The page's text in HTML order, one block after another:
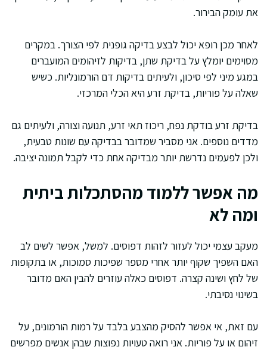
את עומק הבירור.
לאחר מכן רופא יכול לבצע בדיקה גופנית לפי הצורך. במקרים
מסוימים יומלץ על בדיקת שתן, בדיקות לזיהומים המועברים
במגע מיני לפי סיכון, ולעיתים בדיקות דם הורמונליות. כשיש
שאלה על פוריות, בדיקת זרע היא הכלי המרכזי.
בדיקת זרע בודקת נפח, ריכוז תאי זרע, תנועה וצורה, ולעיתים גם
מדדים נוספים. אני מסביר שמדובר בבדיקה עם שונות טבעית,
ולכן לפעמים נדרשת יותר מבדיקה אחת כדי לקבל תמונה יציבה.
מה אפשר ללמוד מהסתכלות ביתית
ומה לא
מעקב עצמי יכול לעזור לזהות דפוסים. למשל, אפשר לשים לב
האם השפיך שקוף יותר אחרי מספר שפיכות סמוכות, או בתקופות
של לחץ ושינה קצרה. דפוסים כאלה עוזרים להבין האם מדובר
בשינוי נסיבתי.
עם זאת, אי אפשר להסיק מהצבע בלבד על רמות הורמונים, על
זיהום או על פוריות. אני רואה טעויות נפוצות שבהן אנשים מפרשים